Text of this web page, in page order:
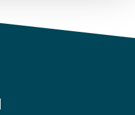
del sitio web con
publicidad y análisis